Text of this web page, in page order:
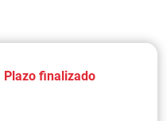
Plazo finalizado